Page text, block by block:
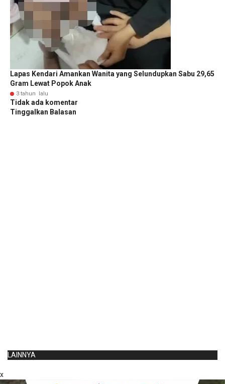
Lapas Kendari Amankan Wanita yang Selundupkan Sabu 29,65
Gram Lewat Popok Anak
3 tahun lalu
Tidak ada komentar
Tinggalkan Balasan
LAINNYA
x